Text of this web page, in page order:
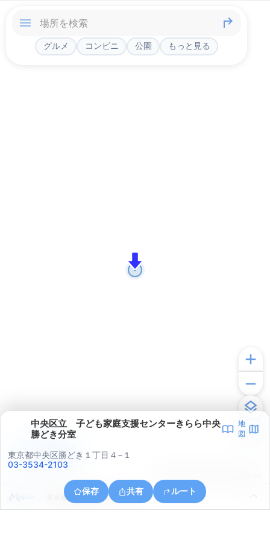
グルメ コンビニ 公園 もっと見る
中央区立 子ども家庭支援センターきらら中央
勝どき分室
地
図
東京都中央区勝どき１丁目４−１
03-3534-2103
保存 共有 ルート
東京都港区東新橋１丁目１０
アプリで見る